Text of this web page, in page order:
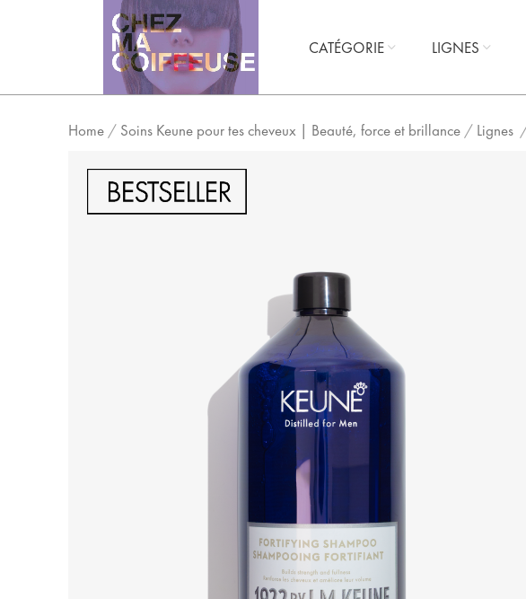
CATÉGORIE LIGNES
Home / Soins Keune pour tes cheveux | Beauté, force et brillance / Lignes